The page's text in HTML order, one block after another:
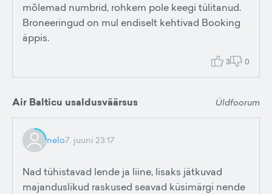
mõlemad numbrid, rohkem pole keegi tülitanud.
Broneeringud on mul endiselt kehtivad Booking
äppis.
3 0
Air Balticu usaldusväärsus Üldfoorum
nelo7. juuni 23:17
Nad tühistavad lende ja liine, lisaks jätkuvad
majanduslikud raskused seavad küsimärgi nende